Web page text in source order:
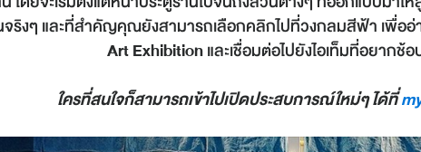
ริงๆ และที่สำคัญคุณยังสามารถเลือกคลิกไปที่วงกลมสีฟ้า เพื่ออ่า
Art Exhibitionและเชื่อมต่อไปยังไอเท็มที่อยากช้
ใครที่สนใจก็สามารถเข้าไปเปิดประสบการณ์ใหม่ๆ ได้ที่